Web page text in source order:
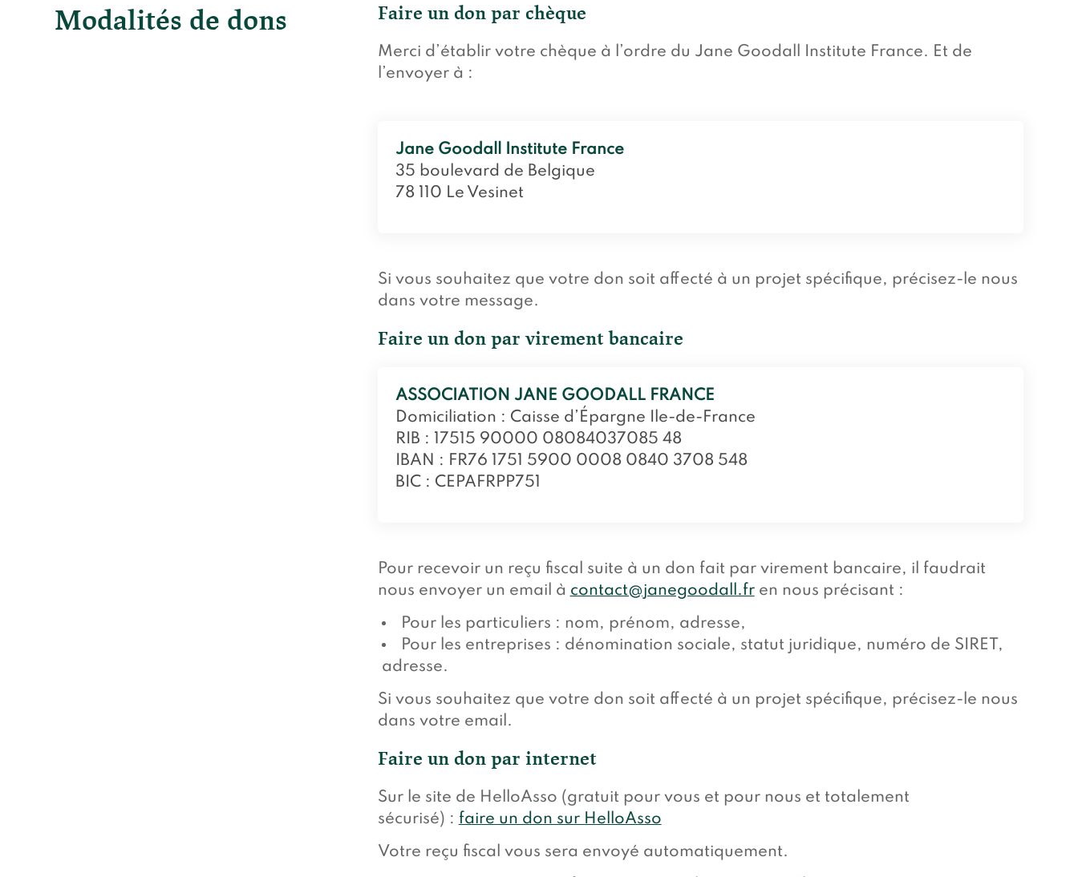
Modalités de dons Faire un don par chèque
Merci d’établir votre chèque à l’ordre du Jane Goodall Institute France. Et de
l’envoyer à :
Jane Goodall Institute France
35 boulevard de Belgique
78 110 Le Vesinet
Si vous souhaitez que votre don soit affecté à un projet spécifique, précisez-le nous
dans votre message.
Faire un don par virement bancaire
ASSOCIATION JANE GOODALL FRANCE
Domiciliation : Caisse d’Épargne Ile-de-France
RIB : 17515 90000 08084037085 48
IBAN : FR76 1751 5900 0008 0840 3708 548
BIC : CEPAFRPP751
Pour recevoir un reçu fiscal suite à un don fait par virement bancaire, il faudrait
nous envoyer un email à contact@janegoodall.fren nous précisant :
Pour les particuliers : nom, prénom, adresse,
Pour les entreprises : dénomination sociale, statut juridique, numéro de SIRET,
adresse.
Si vous souhaitez que votre don soit affecté à un projet spécifique, précisez-le nous
dans votre email.
Faire un don par internet
Sur le site de HelloAsso (gratuit pour vous et pour nous et totalement
sécurisé) : faire un don sur HelloAsso
Votre reçu fiscal vous sera envoyé automatiquement.